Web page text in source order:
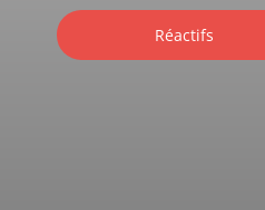
Réactifs